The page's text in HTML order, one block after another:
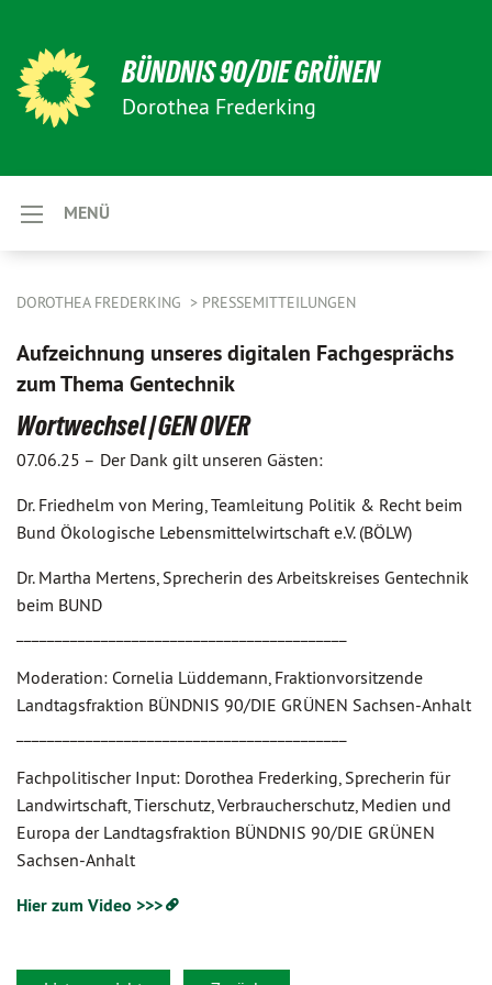
BÜNDNIS 90/DIE GRÜNEN
Dorothea Frederking
MENÜ
DOROTHEA FREDERKING PRESSEMITTEILUNGEN
Aufzeichnung unseres digitalen Fachgesprächs
zum Thema Gentechnik
Wortwechsel | GEN OVER
07.06.25 – Der Dank gilt unseren Gästen:
Dr. Friedhelm von Mering, Teamleitung Politik & Recht beim
Bund Ökologische Lebensmittelwirtschaft e.V. (BÖLW)
Dr. Martha Mertens, Sprecherin des Arbeitskreises Gentechnik
beim BUND
Moderation: Cornelia Lüddemann, Fraktionvorsitzende
Landtagsfraktion BÜNDNIS 90/DIE GRÜNEN Sachsen-Anhalt
Fachpolitischer Input: Dorothea Frederking, Sprecherin für
Landwirtschaft, Tierschutz, Verbraucherschutz, Medien und
Europa der Landtagsfraktion BÜNDNIS 90/DIE GRÜNEN
Sachsen-Anhalt
Hier zum Video >>>